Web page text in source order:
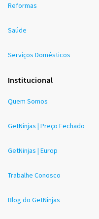
Reformas
Saúde
Serviços Domésticos
Institucional
Quem Somos
GetNinjas | Preço Fechado
GetNinjas | Europ
Trabalhe Conosco
Blog do GetNinjas